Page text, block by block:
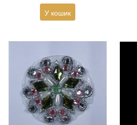
У кошик